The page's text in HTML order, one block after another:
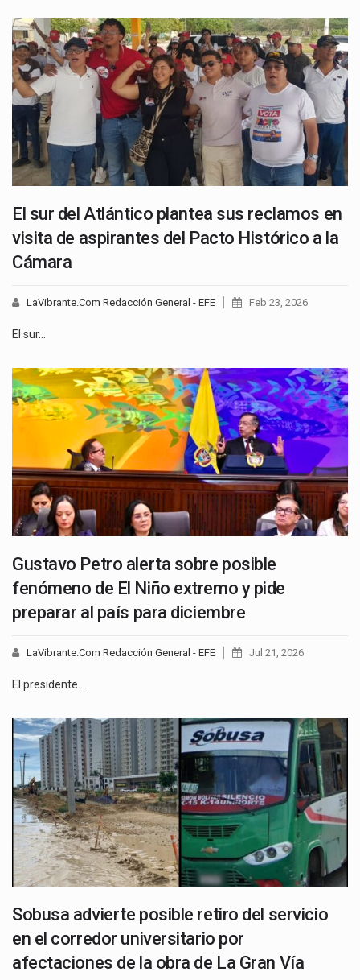
El sur del Atlántico plantea sus reclamos en
visita de aspirantes del Pacto Histórico a la
Cámara
LaVibrante.Com Redacción General - EFE Feb 23, 2026
El sur…
Gustavo Petro alerta sobre posible
fenómeno de El Niño extremo y pide
preparar al país para diciembre
LaVibrante.Com Redacción General - EFE Jul 21, 2026
El presidente…
Sobusa advierte posible retiro del servicio
en el corredor universitario por
afectaciones de la obra de La Gran Vía